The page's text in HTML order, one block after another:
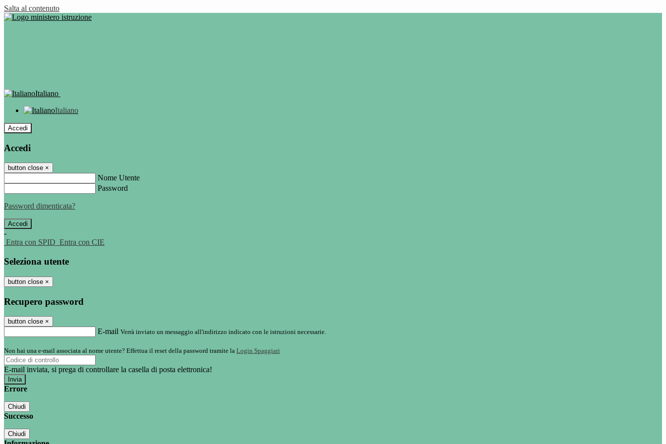
Salta al contenuto
Italiano
Italiano
Accedi
Accedi
button close ×
Nome Utente
Password
Password dimenticata?
-
Entra con SPID Entra con CIE
Seleziona utente
button close ×
Recupero password
button close ×
E-mail Verrà inviato un messaggio all'indirizzo indicato con le istruzioni necessarie.
Non hai una e-mail associata al nome utente? Effettua il reset della password tramite la Login Spaggiari
E-mail inviata, si prega di controllare la casella di posta elettronica!
Errore
Chiudi
Successo
Chiudi